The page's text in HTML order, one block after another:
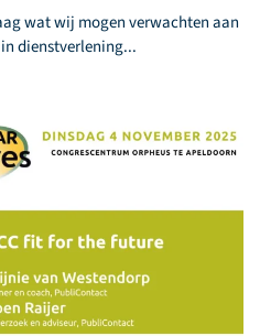
wat wij mogen verwachten aan
dienstverlening...